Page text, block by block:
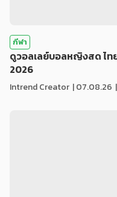
กีฬา
ดูวอลเลย์บอลหญิงสด ไท
2026
Intrend Creator |07.08.26